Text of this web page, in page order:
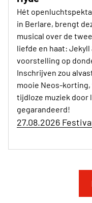
Hét
in Berlare, brengt
musical over de
liefde en haat:
voorstelling op
Inschrijven zou
mooie Neos-
tijdloze muziek door
gegarandeerd!
27.08.2026